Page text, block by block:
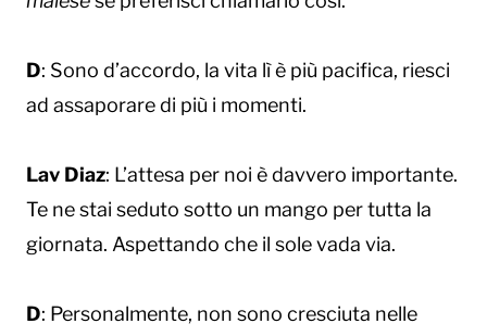
D: Sono d’accordo, la vita lì è più pacifica, riesci
ad assaporare di più i momenti.
Lav Diaz: L’attesa per noi è davvero importante.
Te ne stai seduto sotto un mango per tutta la
giornata. Aspettando che il sole vada via.
D: Personalmente, non sono cresciuta nelle